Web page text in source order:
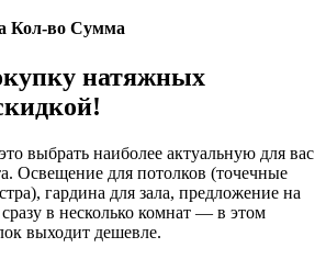
Кол-во Сумма
натяжных
выбрать наиболее актуальную для вас
Освещение для потолков (точечные
гардина для зала, предложение на
в несколько комнат — в этом
выходит дешевле.